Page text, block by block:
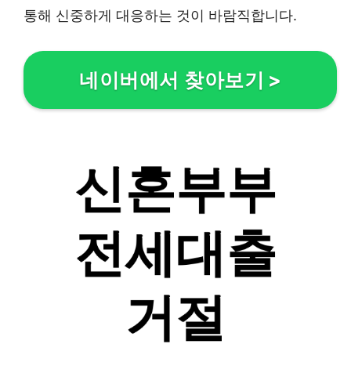
통해 신중하게 대응하는 것이 바람직합니다.
네이버에서 찾아보기 >